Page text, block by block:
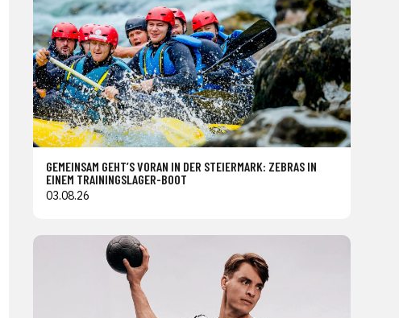
GEMEINSAM GEHT’S VORAN IN DER STEIERMARK: ZEBRAS IN
EINEM TRAININGSLAGER-BOOT
03.08.26